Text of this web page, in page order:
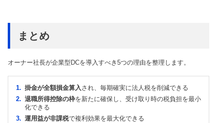
まとめ
オーナー社長が企業型DCを導入すべき5つの理由を整理します。
掛金が全額損金算入され、毎期確実に法人税を削減できる
退職所得控除の枠を新たに確保し、受け取り時の税負担を最小
化できる
運用益が非課税で複利効果を最大化できる